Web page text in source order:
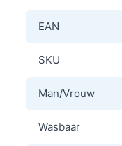
EAN
SKU
Man/Vrouw
Wasbaar